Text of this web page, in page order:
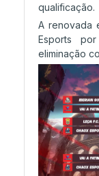
qualificação.
A renovada
Esports
eliminação